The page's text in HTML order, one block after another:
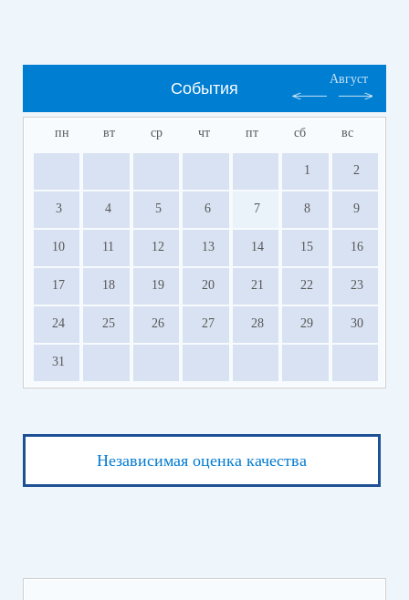
События
Август
пн вт ср чт пт сб вс
1 2
3 4 5 6 7 8 9
10 11 12 13 14 15 16
17 18 19 20 21 22 23
24 25 26 27 28 29 30
31
Независимая оценка качества